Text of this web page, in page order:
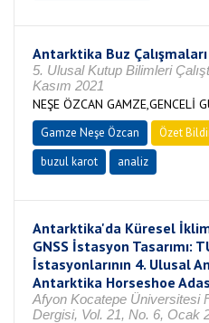
Antarktika Buz Çalışmaları
5. Ulusal Kutup Bilimleri
Kasım 2021
NEŞE ÖZCAN GAMZE,GENCELİ
Gamze Neşe Özcan Özet
buzul karot
analiz
Antarktika'da Küresel
GNSS İstasyon Tasarımı:
İstasyonlarının 4. Ulusal
Antarktika Horseshoe
Afyon Kocatepe Üniversitesi
Dergisi, Vol. 21, No. 6, Ocak